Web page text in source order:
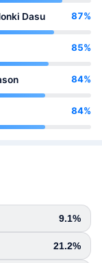
Dasu 87%
85%
84%
84%
9.1%
21.2%